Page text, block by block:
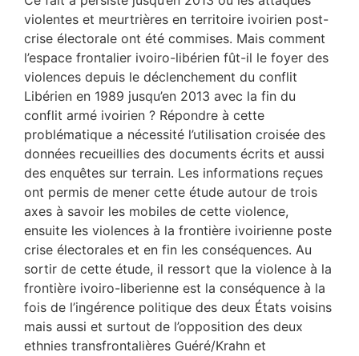
violentes et meurtrières en territoire ivoirien post-
crise électorale ont été commises. Mais comment
l’espace frontalier ivoiro-libérien fût-il le foyer des
violences depuis le déclenchement du conflit
Libérien en 1989 jusqu’en 2013 avec la fin du
conflit armé ivoirien ? Répondre à cette
problématique a nécessité l’utilisation croisée des
données recueillies des documents écrits et aussi
des enquêtes sur terrain. Les informations reçues
ont permis de mener cette étude autour de trois
axes à savoir les mobiles de cette violence,
ensuite les violences à la frontière ivoirienne poste
crise électorales et en fin les conséquences. Au
sortir de cette étude, il ressort que la violence à la
frontière ivoiro-liberienne est la conséquence à la
fois de l’ingérence politique des deux États voisins
mais aussi et surtout de l’opposition des deux
ethnies transfrontalières Guéré/Krahn et